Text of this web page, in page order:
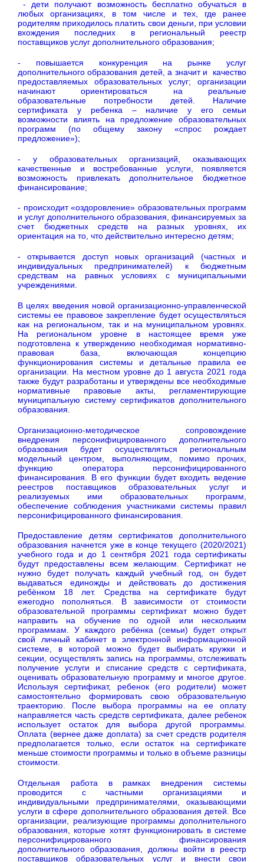
- дети получают возможность бесплатно обучаться в
любых организациях, в том числе и тех, где ранее
родителям приходилось платить свои деньги, при условии
вхождения последних в региональный реестр
поставщиков услуг дополнительного образования;
- повышается конкуренция на рынке услуг
дополнительного образования детей, а значит и качество
предоставляемых образовательных услуг; организации
начинают ориентироваться на реальные
образовательные потребности детей. Наличие
сертификата у ребенка – наличие у его семьи
возможности влиять на предложение образовательных
программ (по общему закону «спрос рождает
предложение»);
- у образовательных организаций, оказывающих
качественные и востребованные услуги, появляется
возможность привлекать дополнительное бюджетное
финансирование;
- происходит «оздоровление» образовательных программ
и услуг дополнительного образования, финансируемых за
счет бюджетных средств на разных уровнях, их
ориентация на то, что действительно интересно детям;
- открывается доступ новых организаций (частных и
индивидуальных предпринимателей) к бюджетным
средствам на равных условиях с муниципальными
учреждениями.
В целях введения новой организационно-управленческой
системы ее правовое закрепление будет осуществляться
как на региональном, так и на муниципальном уровнях.
На региональном уровне в настоящее время уже
подготовлена к утверждению необходимая нормативно-
правовая база, включающая концепцию
функционирования системы и детальные правила ее
организации. На местном уровне до 1 августа 2021 года
также будут разработаны и утверждены все необходимые
нормативные правовые акты, регламентирующие
муниципальную систему сертификатов дополнительного
образования.
Организационно-методическое сопровождение
внедрения персонифицированного дополнительного
образования будет осуществляться региональным
модельный центром, выполняющим, помимо прочих,
функцию оператора персонифицированного
финансирования. В его функции будет входить ведение
реестров поставщиков образовательных услуг и
реализуемых ими образовательных программ,
обеспечение соблюдения участниками системы правил
персонифицированного финансирования.
Предоставление детям сертификатов дополнительного
образования начнется уже в конце текущего (2020/2021)
учебного года и до 1 сентября 2021 года сертификаты
будут предоставлены всем желающим. Сертификат не
нужно будет получать каждый учебный год, он будет
выдаваться единожды и действовать до достижения
ребёнком 18 лет. Средства на сертификате будут
ежегодно пополняться. В зависимости от стоимости
образовательной программы сертификат можно будет
направить на обучение по одной или нескольким
программам. У каждого ребёнка (семьи) будет открыт
свой личный кабинет в электронной информационной
системе, в которой можно будет выбирать кружки и
секции, осуществлять запись на программы, отслеживать
получение услуги и списание средств с сертификата,
оценивать образовательную программу и многое другое.
Используя сертификат, ребенок (его родители) может
самостоятельно формировать свою образовательную
траекторию. После выбора программы на ее оплату
направляется часть средств сертификата, далее ребенок
использует остаток для выбора другой программы.
Оплата (вернее даже доплата) за счет средств родителя
предполагается только, если остаток на сертификате
меньше стоимости программы и только в объеме разницы
стоимости.
Отдельная работа в рамках внедрения системы
проводится с частными организациями и
индивидуальными предпринимателями, оказывающими
услуги в сфере дополнительного образования детей. Все
организации, реализующие программы дополнительного
образования, которые хотят функционировать в системе
персонифицированного финансирования
дополнительного образования, должны войти в реестр
поставщиков образовательных услуг и внести свои